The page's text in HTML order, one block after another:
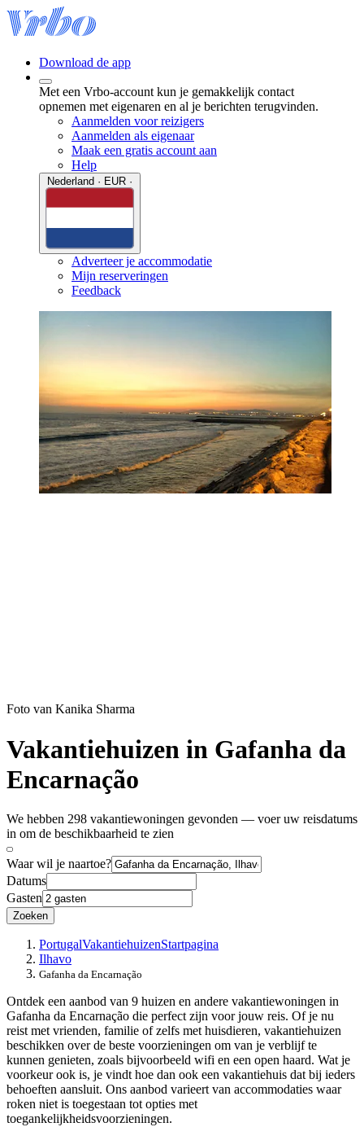
Download de app
Met een Vrbo-account kun je gemakkelijk contact
opnemen met eigenaren en al je berichten terugvinden.
Aanmelden voor reizigers
Aanmelden als eigenaar
Maak een gratis account aan
Help
Adverteer je accommodatie
Mijn reserveringen
Feedback
Foto van Kanika Sharma
Vakantiehuizen in Gafanha da
Encarnação
We hebben 298 vakantiewoningen gevonden — voer uw reisdatums
in om de beschikbaarheid te zien
Waar wil je naartoe?
Datums
Gasten
Zoeken
PortugalVakantiehuizenStartpagina
Ilhavo
Gafanha da Encarnação
Ontdek een aanbod van 9 huizen en andere vakantiewoningen in
Gafanha da Encarnação die perfect zijn voor jouw reis. Of je nu
reist met vrienden, familie of zelfs met huisdieren, vakantiehuizen
beschikken over de beste voorzieningen om van je verblijf te
kunnen genieten, zoals bijvoorbeeld wifi en een open haard. Wat je
voorkeur ook is, je vindt hoe dan ook een vakantiehuis dat bij ieders
behoeften aansluit. Ons aanbod varieert van accommodaties waar
roken niet is toegestaan tot opties met
toegankelijkheidsvoorzieningen.